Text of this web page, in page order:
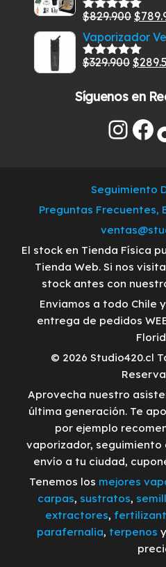
era:
Valorado
5.00
5
$829.900 El
precio
era:
$
Vaporizador
Valorado
$329.900 El
$
Síguenos en
Seguimiento
Preguntas Frecuentes,
El stock en Tienda Física
Tienda Web. Si nos
stock antes con
Enviamos a todo Chile
entrega de pedidos
© 2026 Studio420.cl
Aprovecha nuestro
última generación. Te
por ejemplo
vaporizador,
envío a tu ciudad,
Tenemos los mejores
carpas, sustratos,
extractores,
parafernalia, terpenos